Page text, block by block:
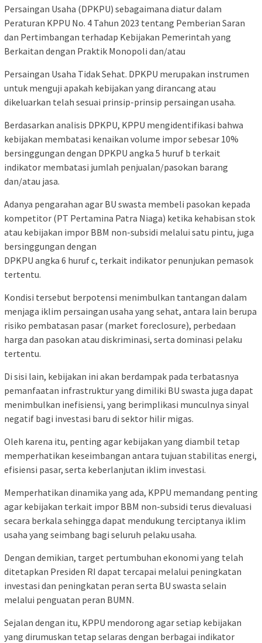
Persaingan Usaha (DPKPU) sebagaimana diatur dalam
Peraturan KPPU No. 4 Tahun 2023 tentang Pemberian Saran
dan Pertimbangan terhadap Kebijakan Pemerintah yang
Berkaitan dengan Praktik Monopoli dan/atau
Persaingan Usaha Tidak Sehat. DPKPU merupakan instrumen
untuk menguji apakah kebijakan yang dirancang atau
dikeluarkan telah sesuai prinsip-prinsip persaingan usaha.
Berdasarkan analisis DPKPU, KPPU mengidentifikasi bahwa
kebijakan membatasi kenaikan volume impor sebesar 10%
bersinggungan dengan DPKPU angka 5 huruf b terkait
indikator membatasi jumlah penjualan/pasokan barang
dan/atau jasa.
Adanya pengarahan agar BU swasta membeli pasokan kepada
kompetitor (PT Pertamina Patra Niaga) ketika kehabisan stok
atau kebijakan impor BBM non-subsidi melalui satu pintu, juga
bersinggungan dengan
DPKPU angka 6 huruf c, terkait indikator penunjukan pemasok
tertentu.
Kondisi tersebut berpotensi menimbulkan tantangan dalam
menjaga iklim persaingan usaha yang sehat, antara lain berupa
risiko pembatasan pasar (market foreclosure), perbedaan
harga dan pasokan atau diskriminasi, serta dominasi pelaku
tertentu.
Di sisi lain, kebijakan ini akan berdampak pada terbatasnya
pemanfaatan infrastruktur yang dimiliki BU swasta juga dapat
menimbulkan inefisiensi, yang berimplikasi munculnya sinyal
negatif bagi investasi baru di sektor hilir migas.
Oleh karena itu, penting agar kebijakan yang diambil tetap
memperhatikan keseimbangan antara tujuan stabilitas energi,
efisiensi pasar, serta keberlanjutan iklim investasi.
Memperhatikan dinamika yang ada, KPPU memandang penting
agar kebijakan terkait impor BBM non-subsidi terus dievaluasi
secara berkala sehingga dapat mendukung terciptanya iklim
usaha yang seimbang bagi seluruh pelaku usaha.
Dengan demikian, target pertumbuhan ekonomi yang telah
ditetapkan Presiden RI dapat tercapai melalui peningkatan
investasi dan peningkatan peran serta BU swasta selain
melalui penguatan peran BUMN.
Sejalan dengan itu, KPPU mendorong agar setiap kebijakan
yang dirumuskan tetap selaras dengan berbagai indikator